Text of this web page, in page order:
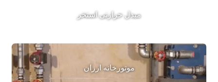
مبدل حرارتی استخر
موتورخانه ارزان